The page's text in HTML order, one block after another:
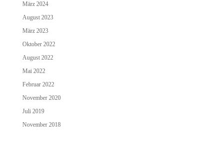
März 2024
August 2023
März 2023
Oktober 2022
August 2022
Mai 2022
Februar 2022
November 2020
Juli 2019
November 2018